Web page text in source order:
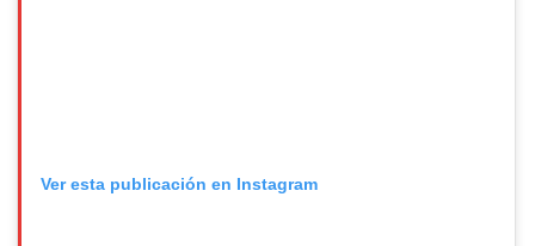
Ver esta publicación en Instagram